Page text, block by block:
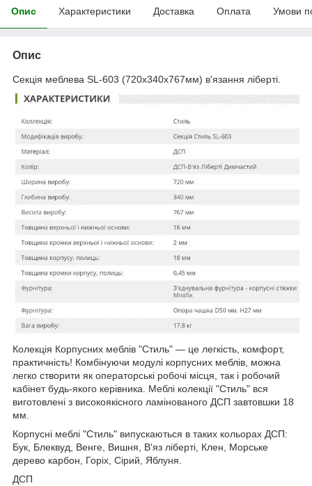
Опис Характеристики Доставка Оплата Умови
Опис
Секція меблева SL-603 (720х340х767мм) в'язання ліберті.
Колекція Корпусних меблів "Стиль" — це легкість, комфорт,
практичність! Комбінуючи модулі корпусних меблів, можна
легко створити як операторські робочі місця, так і робочий
кабінет будь-якого керівника. Меблі колекції "Стиль" вся
виготовлені з високоякісного ламінованого ДСП завтовшки 18
мм.
Корпусні меблі "Стиль" випускаються в таких кольорах ДСП:
Бук, Блеквуд, Венге, Вишня, В'яз ліберті, Клен, Морське
дерево карбон, Горіх, Сірий, Яблуня.
ДСП